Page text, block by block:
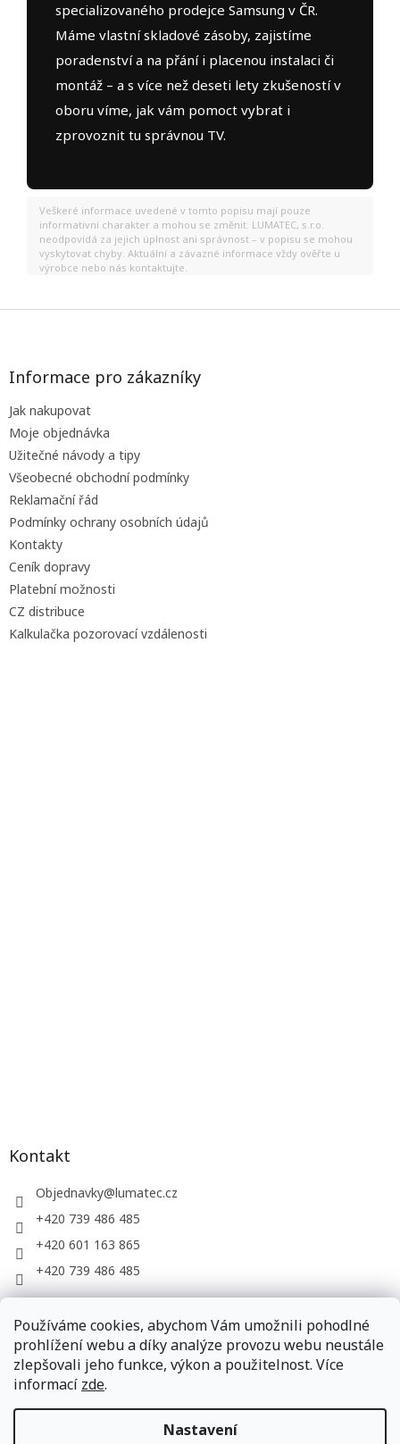
Používáme cookies, abychom Vám umožnili pohodlné
prohlížení webu a díky analýze provozu webu neustále
zlepšovali jeho funkce, výkon a použitelnost. Více
informací zde.
Nastavení
specializovaného prodejce Samsung v ČR.
Máme vlastní skladové zásoby, zajistíme
poradenství a na přání i placenou instalaci či
montáž – a s více než deseti lety zkušeností v
oboru víme, jak vám pomoct vybrat i
zprovoznit tu správnou TV.
Veškeré informace uvedené v tomto popisu mají pouze
informativní charakter a mohou se změnit. LUMATEC, s.r.o.
neodpovídá za jejich úplnost ani správnost – v popisu se mohou
vyskytovat chyby. Aktuální a závazné informace vždy ověřte u
výrobce nebo nás kontaktujte.
Z
Informace pro zákazníky
Jak nakupovat
Moje objednávka
Užitečné návody a tipy
Všeobecné obchodní podmínky
Reklamační řád
Podmínky ochrany osobních údajů
Kontakty
Ceník dopravy
Platební možnosti
CZ distribuce
Kalkulačka pozorovací vzdálenosti
Kontakt
Objednavky@lumatec.cz
+420 739 486 485
+420 601 163 865
+420 739 486 485
LUMATEC, s.r.o. - web společnosti
Vytvořil Shoptet